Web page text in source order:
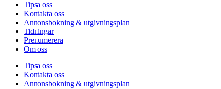
Tipsa oss
Kontakta oss
Annonsbokning & utgivningsplan
Tidningar
Prenumerera
Om oss
Tipsa oss
Kontakta oss
Annonsbokning & utgivningsplan